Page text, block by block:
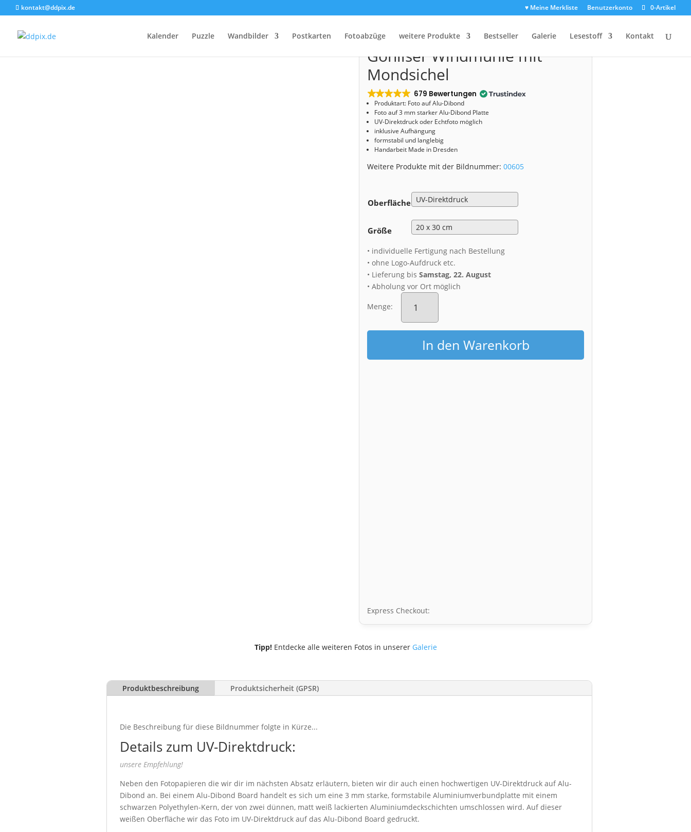
kontakt@ddpix.de ♥ Meine Merkliste Benutzerkonto 0-Artikel
Kalender Puzzle Wandbilder Postkarten Fotoabzüge weitere Produkte Bestseller Galerie Lesestoff Kontakt
Start/Shop/Alu-Dibond/ Alu-Dibond (00605) Gohliser Windmühle mit Mondsichel
Alu-Dibond (00605)
Gohliser Windmühle mit
Mondsichel
679 Bewertungen
Produktart: Foto auf Alu-Dibond
Foto auf 3 mm starker Alu-Dibond Platte
UV-Direktdruck oder Echtfoto möglich
inklusive Aufhängung
formstabil und langlebig
Handarbeit Made in Dresden
Weitere Produkte mit der Bildnummer:00605
Oberfläche
Größe
• individuelle Fertigung nach Bestellung
• ohne Logo-Aufdruck etc.
• Lieferung bisSamstag, 22. August
• Abholung vor Ort möglich
Menge:
Alu-
Dibond
Gohliser
Windmühle
Mondsichel
Menge
In den Warenkorb
Express Checkout:
Tipp!Entdecke alle weiteren Fotos in unserer Galerie
Produktbeschreibung Produktsicherheit (GPSR)
Die Beschreibung für diese Bildnummer folgte in Kürze...
Details zum UV-Direktdruck:
unsere Empfehlung!
Neben den Fotopapieren die wir dir im nächsten Absatz erläutern, bieten wir dir auch einen hochwertigen UV-Direktdruck auf Alu-
Dibond an. Bei einem Alu-Dibond Board handelt es sich um eine 3 mm starke, formstabile Aluminiumverbundplatte mit einem
schwarzen Polyethylen-Kern, der von zwei dünnen, matt weiß lackierten Aluminiumdeckschichten umschlossen wird. Auf dieser
weißen Oberfläche wir das Foto im UV-Direktdruck auf das Alu-Dibond Board gedruckt.